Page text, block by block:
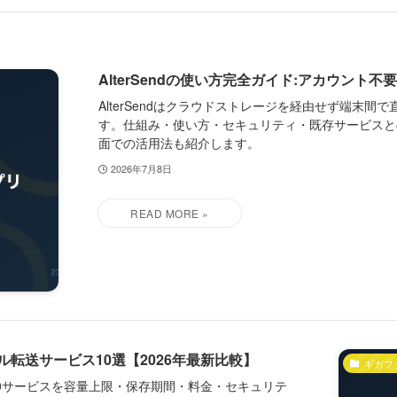
AlterSendの使い方完全ガイド:アカウント不
AlterSendはクラウドストレージを経由せず端末間
す。仕組み・使い方・セキュリティ・既存サービス
面での活用法も紹介します。
2026年7月8日
ギガフ
送サービス10選【2026年最新比較】
ービスを容量上限・保存期間・料金・セキュリテ